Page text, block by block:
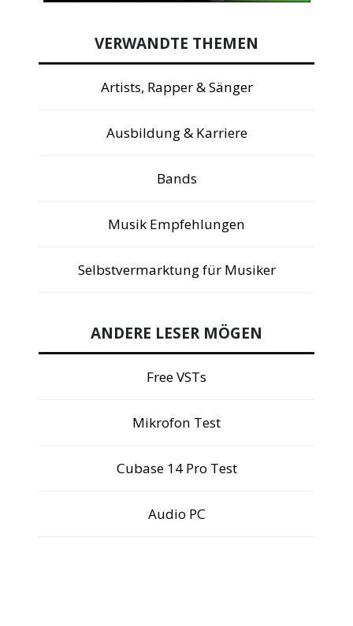
VERWANDTE THEMEN
Artists, Rapper & Sänger
Ausbildung & Karriere
Bands
Musik Empfehlungen
Selbstvermarktung für Musiker
ANDERE LESER MÖGEN
Free VSTs
Mikrofon Test
Cubase 14 Pro Test
Audio PC